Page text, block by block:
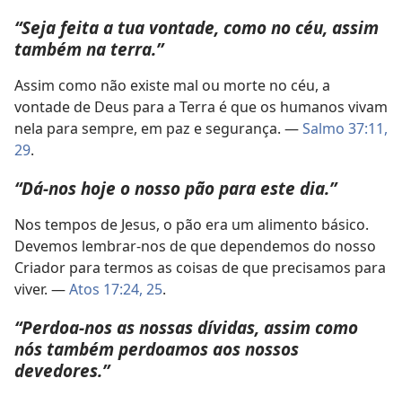
“Seja feita a tua vontade, como no céu, assim
também na terra.”
Assim como não existe mal ou morte no céu, a
vontade de Deus para a Terra é que os humanos vivam
nela para sempre, em paz e segurança. —Salmo 37:11,
29.
“Dá-nos hoje o nosso pão para este dia.”
Nos tempos de Jesus, o pão era um alimento básico.
Devemos lembrar-nos de que dependemos do nosso
Criador para termos as coisas de que precisamos para
viver. —Atos 17:24, 25.
“Perdoa-nos as nossas dívidas, assim como
nós também perdoamos aos nossos
devedores.”